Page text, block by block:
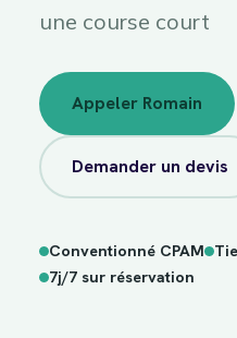
une course court
Appeler Romain
Demander un devis
Conventionné CPAM
7j/7 sur réservation
7j/7sur
réservation